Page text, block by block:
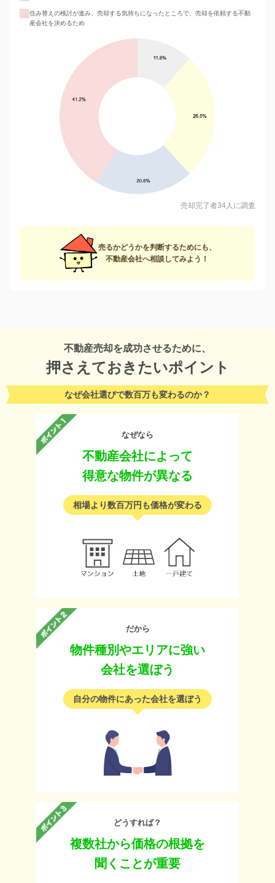
住み替えの検討が進み、売却する気持ちになったところで、売却を依頼する不動
産会社を決めるため
売却完了者34人に調査
売るかどうかを判断するためにも、
不動産会社へ相談してみよう！
不動産売却を成功させるために、
押さえておきたいポイント
なぜ会社選びで数百万も変わるのか？
なぜなら
不動産会社によって
得意な物件が異なる
相場より数百万円も価格が変わる
だから
物件種別やエリアに強い
会社を選ぼう
自分の物件にあった会社を選ぼう
どうすれば？
複数社から価格の根拠を
聞くことが重要